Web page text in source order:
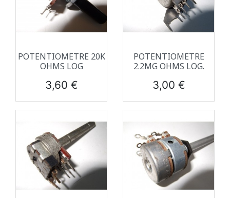
POTENTIOMETRE 20K
OHMS LOG
Prix
3,60 €
POTENTIOMETRE
2.2MG OHMS LOG.
Prix
3,00 €